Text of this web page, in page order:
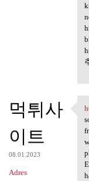
먹튀사
이트
08.01.2023
Adres